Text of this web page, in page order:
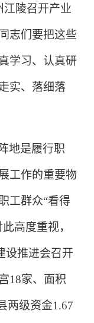
江陵召开产业
志们要把这些
学习、认真研
实、落细落
地是履行职
工作的重要物
工群众“看得
高度重视，
设推进会召开
18家、面积
两级资金1.67